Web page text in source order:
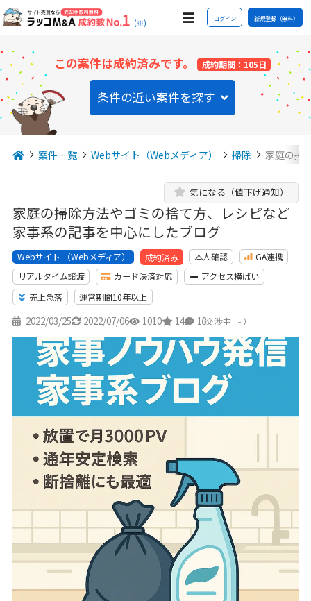
(※) ログイン 新規登録（無料）
この案件は成約済みです。 成約期間：105日
条件の近い案件を探す
案件一覧 Webサイト（Webメディア） 掃除 家庭の掃
家庭の掃除方法やゴミの捨て方、レシピなど
家事系の記事を中心にしたブログ
気になる（値下げ通知）
Webサイト （Webメディア） 成約済み 本人確認
GA連携
リアルタイム譲渡
カード決済対応
アクセス横ばい
売上急落
運営期間10年以上
2022/03/25 2022/07/06 1010 14 13
（交渉中 : - ）